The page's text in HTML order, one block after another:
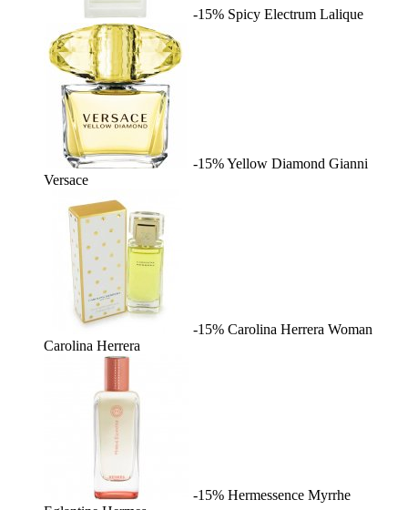
-15% Spicy Electrum Lalique
-15%Yellow Diamond Gianni
Versace
-15% Carolina Herrera Woman
Carolina Herrera
-15% Hermessence Myrrhe